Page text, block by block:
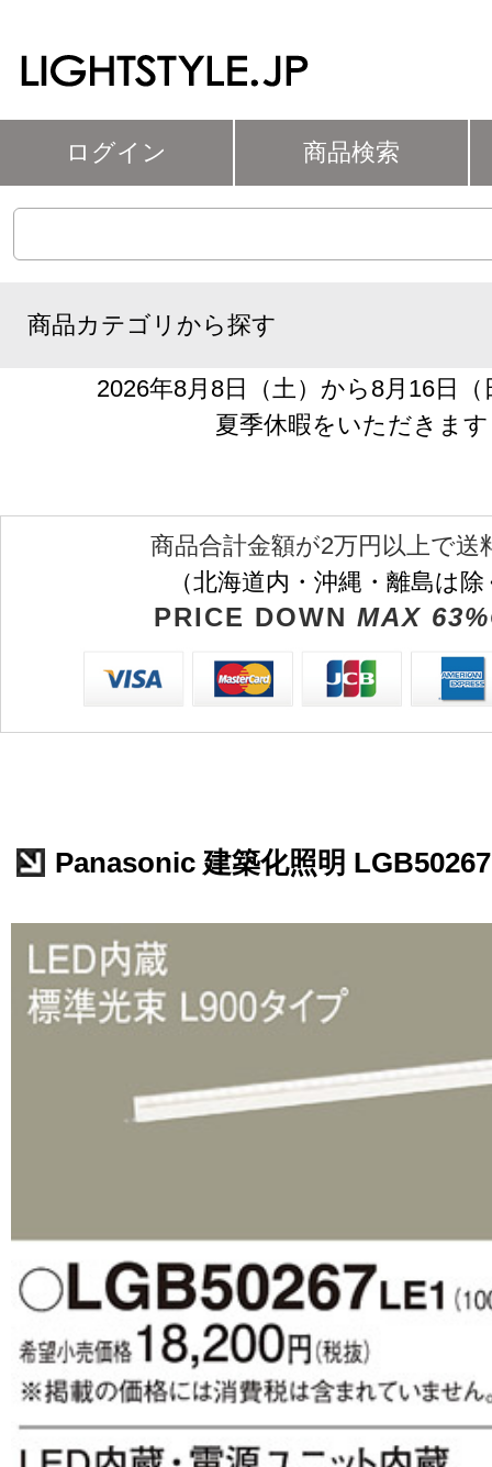
ログイン 商品検索
商品カテゴリから探す
2026年8月8日（土）から8月16日
夏季休暇をいただきます
商品合計金額が2万円以上で送
（北海道内・沖縄・離島は
PRICE DOWN MAX
Panasonic 建築化照明